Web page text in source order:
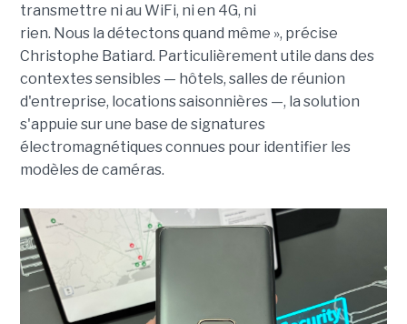
transmettre ni au WiFi, ni en 4G, ni
rien. Nous la détectons quand même », précise
Christophe Batiard. Particulièrement utile dans des
contextes sensibles — hôtels, salles de réunion
d'entreprise, locations saisonnières —, la solution
s'appuie sur une base de signatures
électromagnétiques connues pour identifier les
modèles de caméras.